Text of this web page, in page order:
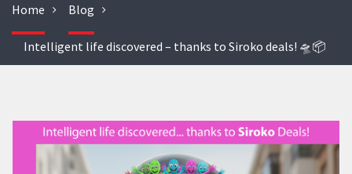
Home Blog
Intelligent life discovered – thanks to Siroko deals! 🛸📦